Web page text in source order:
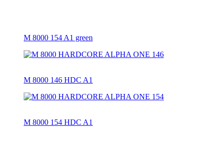
M 8000 154 A1 green
M 8000 146 HDC A1
M 8000 154 HDC A1